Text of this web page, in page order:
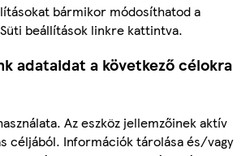
bármikor módosíthatod a
beállítások linkre kattintva.
adataidat a következő célokra
Az eszköz jellemzőinek aktív
céljából. Információk tárolása és/vagy